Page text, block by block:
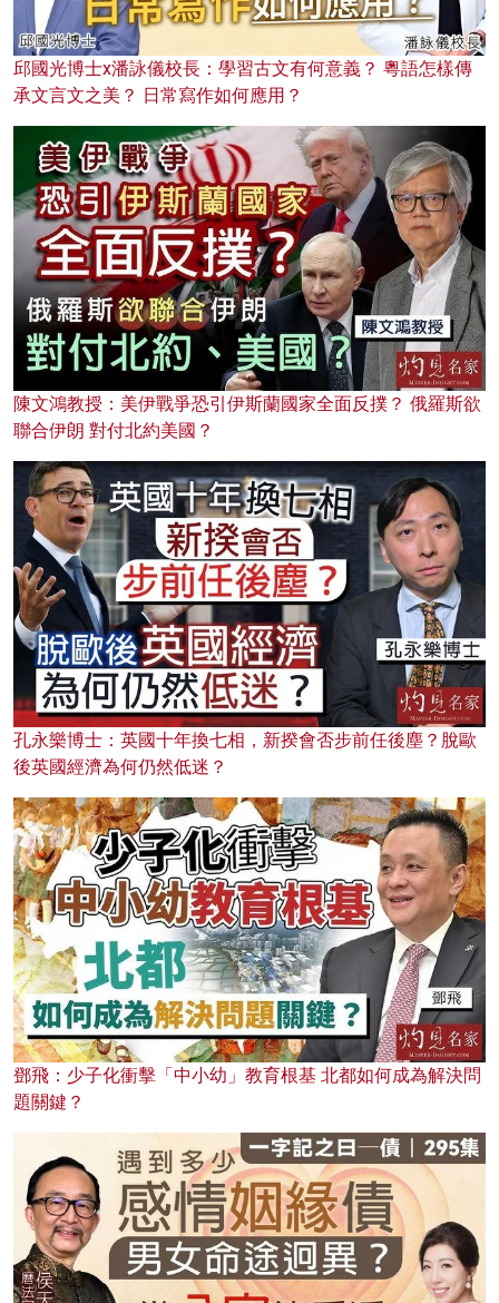
邱國光博士x潘詠儀校長：學習古文有何意義？ 粵語怎樣傳
承文言文之美？ 日常寫作如何應用？
陳文鴻教授：美伊戰爭恐引伊斯蘭國家全面反撲？ 俄羅斯欲
聯合伊朗 對付北約美國？
孔永樂博士：英國十年換七相，新揆會否步前任後塵？脫歐
後英國經濟為何仍然低迷？
鄧飛：少子化衝擊「中小幼」教育根基 北都如何成為解決問
題關鍵？